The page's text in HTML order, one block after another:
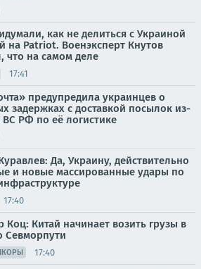
как не делиться с Украиной
на Patriot. Военэксперт Кнутов
что на самом деле
17:41
предупредила украинцев о
задержках с доставкой посылок из-
ВС РФ по её логистике
Да, Украину, действительно
и новые массированные удары по
17:40
Коц: Китай начинает возить грузы в
Севморпути
17:40